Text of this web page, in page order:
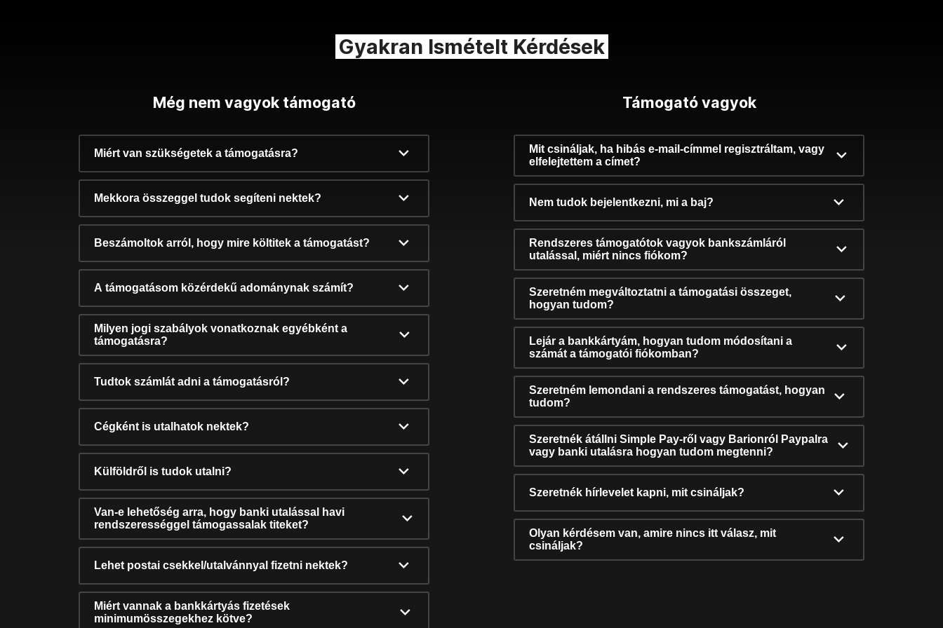
Gyakran Ismételt Kérdések
Még nem vagyok támogató
Miért van szükségetek a támogatásra?
Mekkora összeggel tudok segíteni nektek?
Beszámoltok arról, hogy mire költitek a támogatást?
A támogatásom közérdekű adománynak számít?
Milyen jogi szabályok vonatkoznak egyébként a
támogatásra?
Tudtok számlát adni a támogatásról?
Cégként is utalhatok nektek?
Külföldről is tudok utalni?
Van-e lehetőség arra, hogy banki utalással havi
rendszerességgel támogassalak titeket?
Lehet postai csekkel/utalvánnyal fizetni nektek?
Miért vannak a bankkártyás fizetések
minimumösszegekhez kötve?
Támogató vagyok
Mit csináljak, ha hibás e-mail-címmel regisztráltam, vagy
elfelejtettem a címet?
Nem tudok bejelentkezni, mi a baj?
Rendszeres támogatótok vagyok bankszámláról
utalással, miért nincs fiókom?
Szeretném megváltoztatni a támogatási összeget,
hogyan tudom?
Lejár a bankkártyám, hogyan tudom módosítani a
számát a támogatói fiókomban?
Szeretném lemondani a rendszeres támogatást, hogyan
tudom?
Szeretnék átállni Simple Pay-ről vagy Barionról Paypalra
vagy banki utalásra hogyan tudom megtenni?
Szeretnék hírlevelet kapni, mit csináljak?
Olyan kérdésem van, amire nincs itt válasz, mit
csináljak?